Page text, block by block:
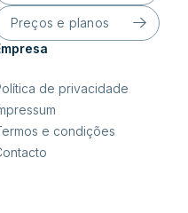
Preços e planos
de privacidade
e condições